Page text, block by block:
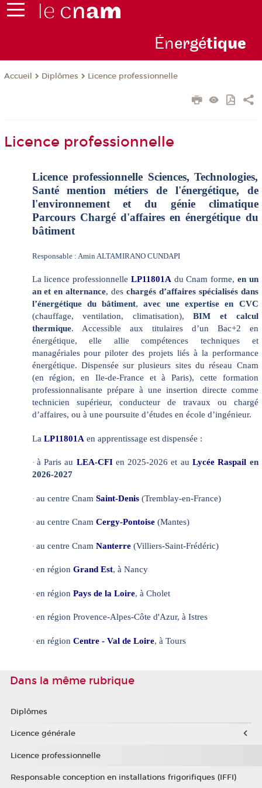
Énergétique
Accueil Diplômes Licence professionnelle
Licence professionnelle
Licence professionnelle Sciences, Technologies,
Santé mention métiers de l'énergétique, de
l'environnement et du génie climatique
Parcours Chargé d'affaires en énergétique du
bâtiment
Responsable : Amin ALTAMIRANO CUNDAPI
La licence professionnelle LP11801Adu Cnam forme, en un
an et en alternance, des chargés d’affaires spécialisés dans
l’énergétique du bâtiment, avec une expertise en CVC
(chauffage, ventilation, climatisation),BIM et calcul
thermique. Accessible aux titulaires d’un Bac+2 en
énergétique, elle allie compétences techniques et
managériales pour piloter des projets liés à la performance
énergétique. Dispensée sur plusieurs sites du réseau Cnam
(en région, en Ile-de-France et à Paris), cette formation
professionnalisante prépare à une insertion directe comme
technicien supérieur, conducteur de travaux ou chargé
d’affaires, ou à une poursuite d’études en école d’ingénieur.
La LP11801A en apprentissage est dispensée :
· à Paris au LEA-CFIen 2025-2026 et au Lycée Raspail en
2026-2027
· au centre Cnam Saint-Denis(Tremblay-en-France)
· au centre Cnam Cergy-Pontoise (Mantes)
· au centre Cnam Nanterre(Villiers-Saint-Frédéric)
· en région Grand Est, à Nancy
· en région Pays de la Loire, à Cholet
· en région Provence-Alpes-Côte d'Azur, à Istres
· en région Centre - Val de Loire, à Tours
Dans la même rubrique
Diplômes
Licence générale
Licence professionnelle
Responsable conception en installations frigorifiques (IFFI)